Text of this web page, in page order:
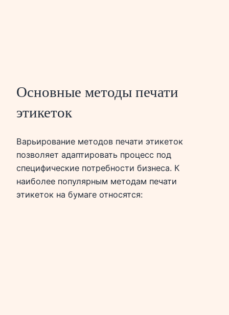
Основные методы печати
этикеток
Варьирование методов печати этикеток
позволяет адаптировать процесс под
специфические потребности бизнеса. К
наиболее популярным методам печати
этикеток на бумаге относятся: